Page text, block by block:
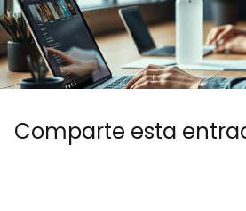
Comparte esta